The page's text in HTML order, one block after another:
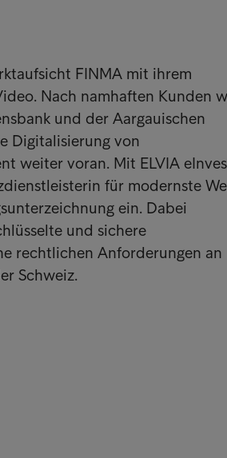
FINMA mit ihrem
Nach namhaften Kunden
und der Aargauischen
Digitalisierung von
weiter voran. Mit ELVIA
für modernste
ein. Dabei
und sichere
rechtlichen Anforderungen an
Schweiz.